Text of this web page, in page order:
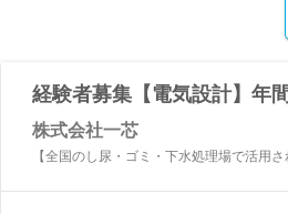
経験者募集【電気設計】
株式会社一芯
【全国のし尿・ゴミ・下水処理場で活用